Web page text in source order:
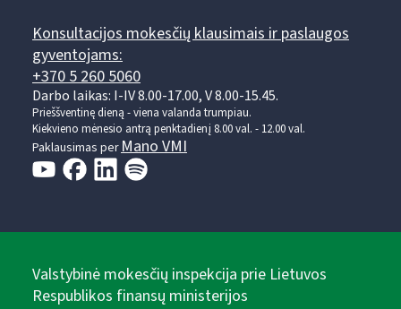
Konsultacijos mokesčių klausimais ir paslaugos
gyventojams:
+370 5 260 5060
Darbo laikas: I-IV 8.00-17.00, V 8.00-15.45.
Prieššventinę dieną - viena valanda trumpiau.
Kiekvieno mėnesio antrą penktadienį 8.00 val. - 12.00 val.
Paklausimas per Mano VMI
Valstybinė mokesčių inspekcija prie Lietuvos
Respublikos finansų ministerijos